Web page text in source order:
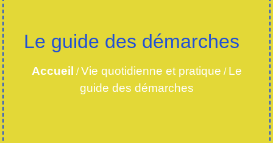
Le guide des démarches
Accueil /Vie quotidienne et pratique / Le
guide des démarches